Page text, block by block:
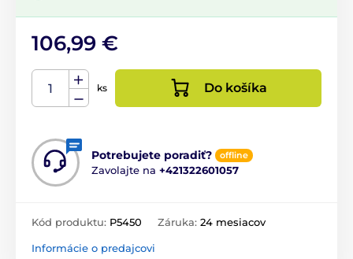
106,99 €
ks Do košíka
Potrebujete poradiť? offline
Zavolajte na +421322601057
Kód produktu: P5450 Záruka: 24 mesiacov
Informácie o predajcovi